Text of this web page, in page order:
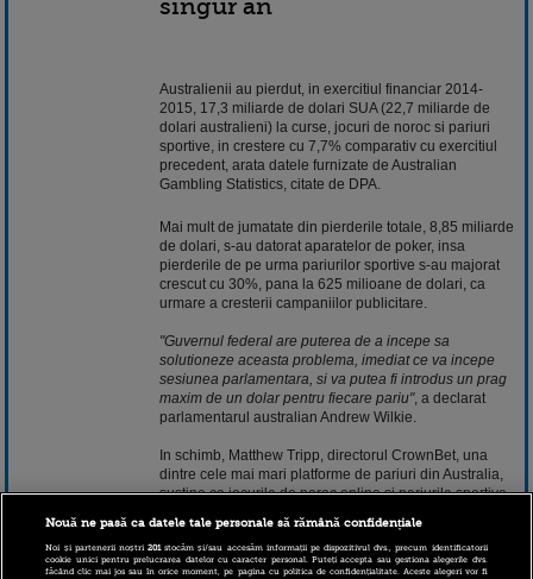
singur an
Australienii au pierdut, in exercitiul financiar 2014-
2015, 17,3 miliarde de dolari SUA (22,7 miliarde de
dolari australieni) la curse, jocuri de noroc si pariuri
sportive, in crestere cu 7,7% comparativ cu exercitiul
precedent, arata datele furnizate de Australian
Gambling Statistics, citate de DPA.
Mai mult de jumatate din pierderile totale, 8,85 miliarde
de dolari, s-au datorat aparatelor de poker, insa
pierderile de pe urma pariurilor sportive s-au majorat
crescut cu 30%, pana la 625 milioane de dolari, ca
urmare a cresterii campaniilor publicitare.
"Guvernul federal are puterea de a incepe sa
solutioneze aceasta problema, imediat ce va incepe
sesiunea parlamentara, si va putea fi introdus un prag
maxim de un dolar pentru fiecare pariu", a declarat
parlamentarul australian Andrew Wilkie.
In schimb, Matthew Tripp, directorul CrownBet, una
dintre cele mai mari platforme de pariuri din Australia,
sustine ca jocurile de noroc online si pariurile sportive
care precizeaza unde si cum poate fi facuta publicitate,
iar o interzicere a mesajelor publicitare este o idee
periculoasa.
Nouă ne pasă ca datele tale personale să rămână confidențiale
Noi și partenerii noștri201stocăm și/sau accesăm informații pe dispozitivul dvs., precum identificatorii
cookie unici pentru prelucrarea datelor cu caracter personal. Puteți accepta sau gestiona alegerile dvs.
făcând clic mai jos sau în orice moment, pe pagina cu politica de confidențialitate. Aceste alegeri vor fi